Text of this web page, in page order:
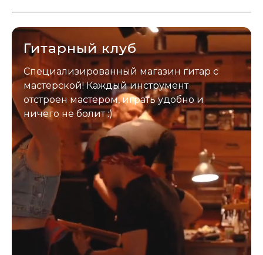
застрахован. Случись что -
Гитарный клуб
Специализированный магазин гитар с
мастерской! Каждый инструмент
отстроен мастером, играть удобно и
ничего не болит :)